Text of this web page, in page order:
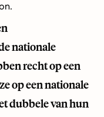
nationale
recht op een
op een nationale
dubbele van hun